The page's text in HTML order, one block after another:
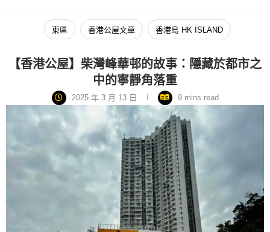
東區 香港公屋文章 香港島 HK ISLAND
【香港公屋】柴灣峰華邨的故事：隱藏於都市之
中的寧靜角落重
2025 年 3 月 13 日 9 mins read